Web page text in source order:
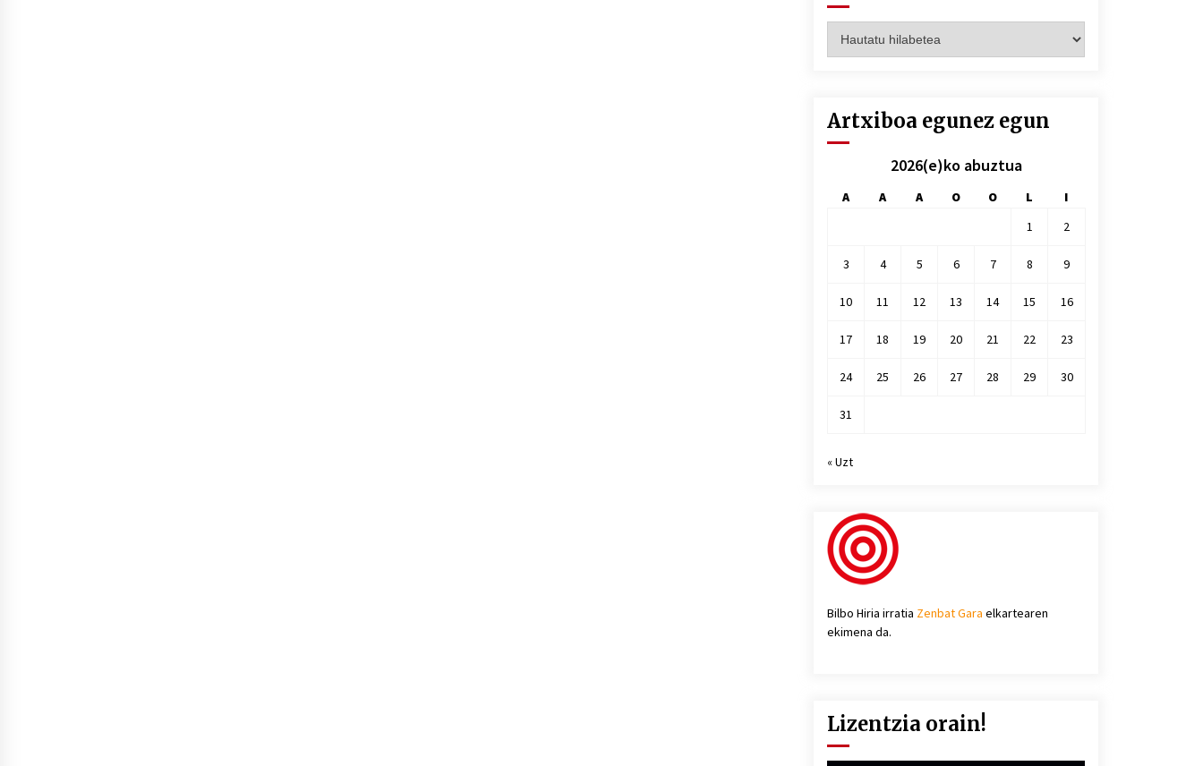
hilez
Artxiboa egunez egun
2026(e)ko abuztua
A A A O O L
I
1
2
3 4 5 6 7 8 9
10 11 12 13 14 15 16
17 18 19 20 21 22 23
24 25 26 27 28 29 30
31
« Uzt
Bilbo Hiria irratia Zenbat Gara elkartearen
ekimena da.
Lizentzia orain!